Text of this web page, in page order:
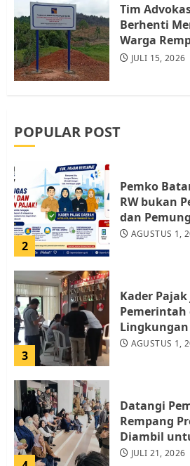
Tim
Berhenti
Warga
JULI 15, 2026
POPULAR POST
5
Resahkan
JULI 17, 2026
1
2
Pemko
RW bukan
dan
AGUSTUS 1,
3
Kader
Pemerintah
Lingkungan
AGUSTUS 1,
Datangi
Rempang
Diambil
JULI 21, 2026